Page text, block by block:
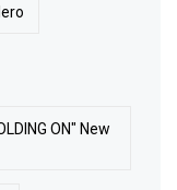
ON" New